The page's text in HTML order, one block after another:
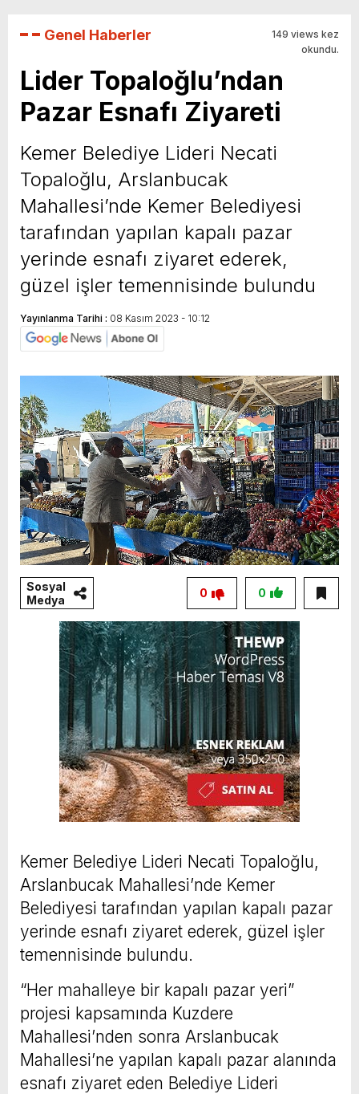
Genel Haberler
149 views kez
okundu.
Lider Topaloğlu’ndan
Pazar Esnafı Ziyareti
Kemer Belediye Lideri Necati
Topaloğlu, Arslanbucak
Mahallesi’nde Kemer Belediyesi
tarafından yapılan kapalı pazar
yerinde esnafı ziyaret ederek,
güzel işler temennisinde bulundu
Yayınlanma Tarihi : 08 Kasım 2023 - 10:12
Sosyal
Medya
0
0
Kemer Belediye Lideri Necati Topaloğlu,
Arslanbucak Mahallesi’nde Kemer
Belediyesi tarafından yapılan kapalı pazar
yerinde esnafı ziyaret ederek, güzel işler
temennisinde bulundu.
“Her mahalleye bir kapalı pazar yeri”
projesi kapsamında Kuzdere
Mahallesi’nden sonra Arslanbucak
Mahallesi’ne yapılan kapalı pazar alanında
esnafı ziyaret eden Belediye Lideri